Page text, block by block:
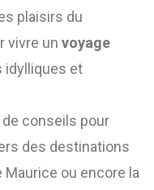
plaisirs du
vivre un voyage
idylliques et
de conseils pour
des destinations
Maurice ou encore la